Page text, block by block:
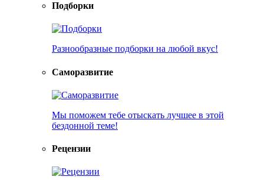
Подборки
Разнообразные подборки на любой вкус!
Саморазвитие
Мы поможем тебе отыскать лучшее в этой
бездонной теме!
Рецензии